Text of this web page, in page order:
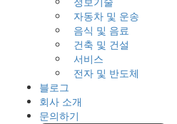
자동차 및 운송
음식 및 음료
건축 및 건설
서비스
전자 및 반도체
블로그
회사 소개
문의하기